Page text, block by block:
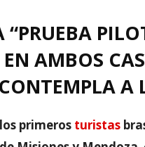
“PRUEBA
AMBOS
A
primeros turistas